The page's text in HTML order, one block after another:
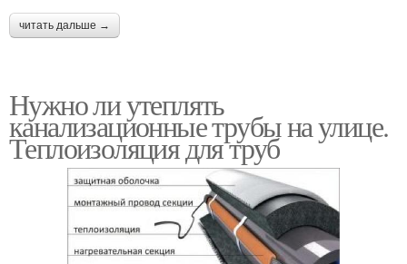
читать дальше →
Нужно ли утеплять
канализационные трубы на улице.
Теплоизоляция для труб